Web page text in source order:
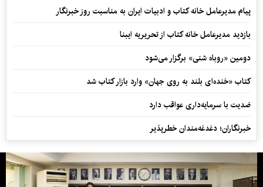
پیام مدیرعامل خانه کتاب و ادبیات ایران به مناسبت روز خبرنگار
بازدید مدیرعامل خانه کتاب از تحریریه ایبنا
دومین «روباه شنی» برگزار می‌شود
کتاب «خنده‌ای بلند به روی جهان» وارد بازار کتاب شد
ضدیت با سرمایه‌داری عواقب دارد
خبرنگاران؛ دغدغه‌مندان خطرپذیر